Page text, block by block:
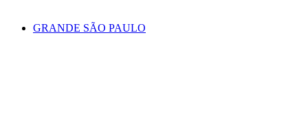
GRANDE SÃO PAULO